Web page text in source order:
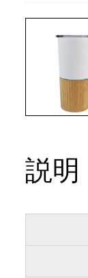
説明